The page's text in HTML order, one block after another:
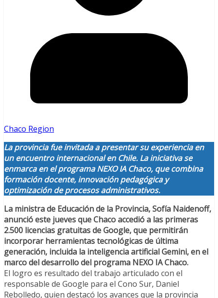
Chaco Region
La provincia fue invitada a presentar su experiencia en
un encuentro internacional en Chile. La iniciativa se
enmarca en el programa NEXO IA Chaco, que combina
formación docente, innovación pedagógica y
optimización de procesos administrativos.
La ministra de Educación de la Provincia, Sofía Naidenoff,
anunció este jueves que Chaco accedió a las primeras
2.500 licencias gratuitas de Google, que permitirán
incorporar herramientas tecnológicas de última
generación, incluida la inteligencia artificial Gemini, en el
marco del desarrollo del programa NEXO IA Chaco.
El logro es resultado del trabajo articulado con el
responsable de Google para el Cono Sur, Daniel
Rebolledo, quien destacó los avances que la provincia